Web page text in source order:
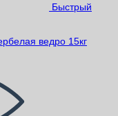
Быстрый